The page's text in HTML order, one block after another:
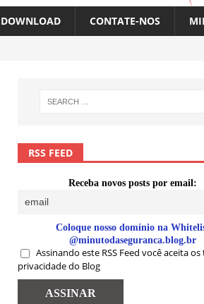
DOWNLOAD CONTATE-NOS
RSS FEED
Receba novos posts por email:
Coloque nosso domínio na
@minutodaseguranca.blog.br
Assinando este RSS Feed você aceita
privacidade do Blog